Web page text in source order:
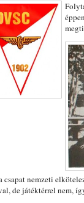
csapat nemzeti
de játéktérrel nem,